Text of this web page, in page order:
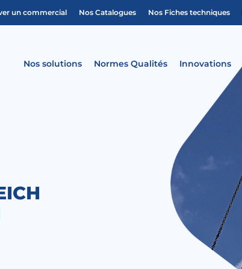
un commercial Nos Catalogues Nos Fiches techniques
Nos solutions Normes Qualités Innovations